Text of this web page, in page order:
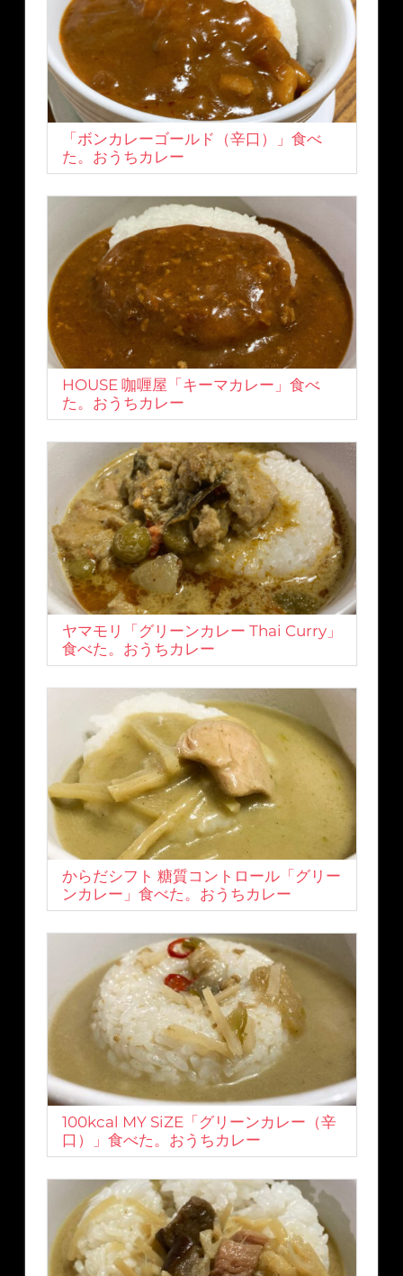
「ボンカレーゴールド（辛口）」食べ
た。おうちカレー
HOUSE 咖喱屋「キーマカレー」食べ
た。おうちカレー
ヤマモリ「グリーンカレー Thai Curry」
食べた。おうちカレー
からだシフト 糖質コントロール「グリー
ンカレー」食べた。おうちカレー
100kcal MY SiZE「グリーンカレー（辛
口）」食べた。おうちカレー